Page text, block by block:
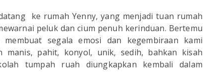
ke rumah Yenny, yang menjadi tuan rumah
peluk dan cium penuh kerinduan. Bertemu
segala emosi dan kegembiraan kami
manis, pahit, konyol, unik, sedih, bahkan kisah
tumpah ruah diungkapkan kembali dalam